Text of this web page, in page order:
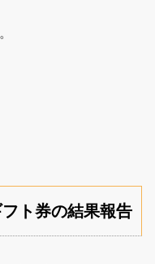
ト券の結果報告